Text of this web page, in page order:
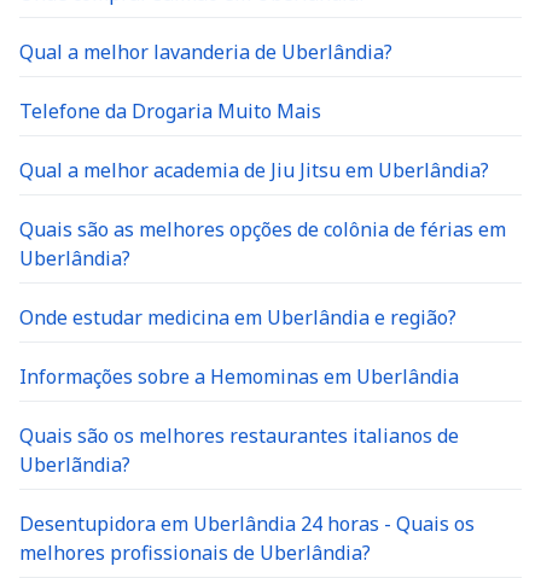
Qual a melhor lavanderia de Uberlândia?
Telefone da Drogaria Muito Mais
Qual a melhor academia de Jiu Jitsu em Uberlândia?
Quais são as melhores opções de colônia de férias em
Uberlândia?
Onde estudar medicina em Uberlândia e região?
Informações sobre a Hemominas em Uberlândia
Quais são os melhores restaurantes italianos de
Uberlãndia?
Desentupidora em Uberlândia 24 horas - Quais os
melhores profissionais de Uberlândia?